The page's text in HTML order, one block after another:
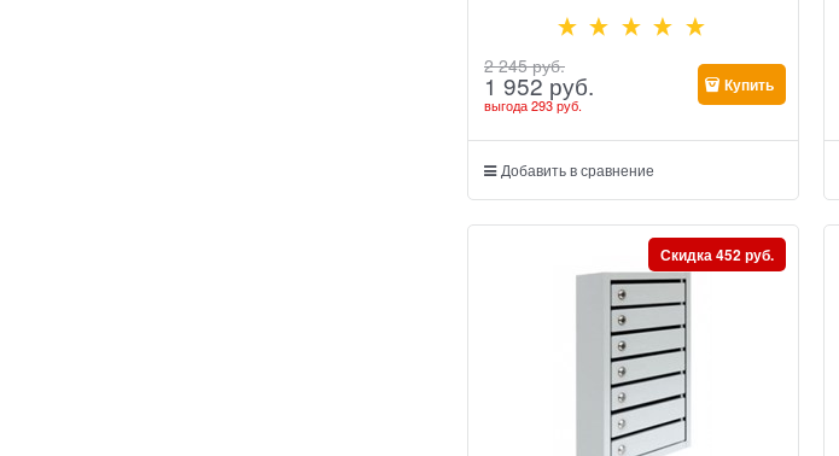
2 245 руб.
1 952 руб.
выгода293 руб.
Купить
Добавить в сравнение
Скидка 452 руб.